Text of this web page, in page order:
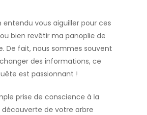
entendu vous aiguiller pour ces
bien revêtir ma panoplie de
De fait, nous sommes souvent
des informations, ce
est passionnant !
prise de conscience à la
de votre arbre